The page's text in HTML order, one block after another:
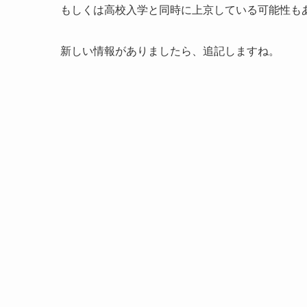
もしくは高校入学と同時に上京している可能性も
新しい情報がありましたら、追記しますね。